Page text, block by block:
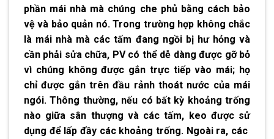
phần mái nhà mà chúng che phủ bằng cách bảo
vệ và bảo quản nó. Trong trường hợp không chắc
là mái nhà mà các tấm đang ngồi bị hư hỏng và
cần phải sửa chữa, PV có thể dễ dàng được gỡ bỏ
vì chúng không được gắn trực tiếp vào mái; họ
chỉ được gắn trên đầu rảnh thoát nước của mái
ngói. Thông thường, nếu có bất kỳ khoảng trống
nào giữa sân thượng và các tấm, keo được sử
dụng để lấp đầy các khoảng trống. Ngoài ra, các